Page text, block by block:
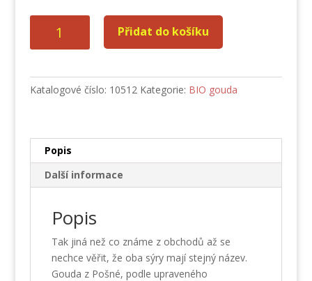
400g
pepřem
množství
Přidat do košíku
Katalogové číslo: 10512 Kategorie: BIO gouda
Popis
Další informace
Popis
Tak jiná než co známe z obchodů až se
nechce věřit, že oba sýry mají stejný název.
Gouda z Pošné, podle upraveného